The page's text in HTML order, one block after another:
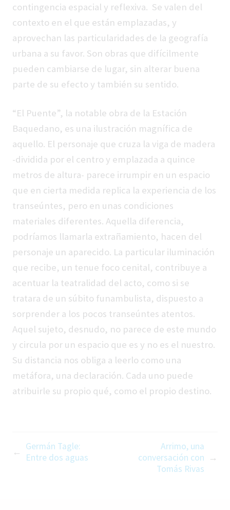
contingencia espacial y reflexiva. Se valen del
contexto en el que están emplazadas, y
aprovechan las particularidades de la geografía
urbana a su favor. Son obras que difícilmente
pueden cambiarse de lugar, sin alterar buena
parte de su efecto y también su sentido.
“El Puente”, la notable obra de la Estación
Baquedano, es una ilustración magnífica de
aquello. El personaje que cruza la viga de madera
-dividida por el centro y emplazada a quince
metros de altura- parece irrumpir en un espacio
que en cierta medida replica la experiencia de los
transeúntes, pero en unas condiciones
materiales diferentes. Aquella diferencia,
podríamos llamarla extrañamiento, hacen del
personaje un aparecido. La particular iluminación
que recibe, un tenue foco cenital, contribuye a
acentuar la teatralidad del acto, como si se
tratara de un súbito funambulista, dispuesto a
sorprender a los pocos transeúntes atentos.
Aquel sujeto, desnudo, no parece de este mundo
y circula por un espacio que es y no es el nuestro.
Su distancia nos obliga a leerlo como una
metáfora, una declaración. Cada uno puede
atribuirle su propio qué, como el propio destino.
Germán Tagle:
Entre dos aguas
Arrimo, una
conversación con
Tomás Rivas